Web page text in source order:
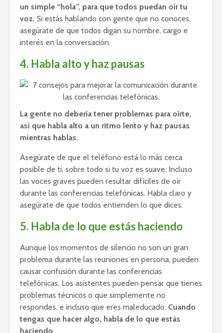
un simple “hola”, para que todos puedan oír tu
voz. Si estás hablando con gente que no conoces,
asegúrate de que todos digan su nombre, cargo e
interés en la conversación.
4. Habla alto y haz pausas
La gente no debería tener problemas para oírte,
así que habla alto a un ritmo lento y haz pausas
mientras hablas.
Asegúrate de que el teléfono está lo más cerca
posible de ti, sobre todo si tu voz es suave. Incluso
las voces graves pueden resultar difíciles de oír
durante las conferencias telefónicas. Habla claro y
asegúrate de que todos entienden lo que dices.
5. Habla de lo que estás haciendo
Aunque los momentos de silencio no son un gran
problema durante las reuniones en persona, pueden
causar confusión durante las conferencias
telefónicas. Los asistentes pueden pensar que tienes
problemas técnicos o que simplemente no
respondes, e incluso que eres maleducado. Cuando
tengas que hacer algo, habla de lo que estás
haciendo.